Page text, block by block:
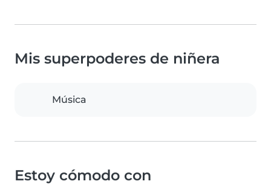
Mis superpoderes de niñera
Música
Estoy cómodo con